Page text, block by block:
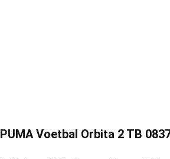
PUMA Voetbal Orbita 2 TB